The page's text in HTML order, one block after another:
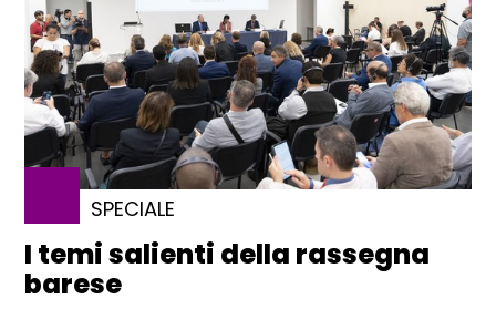
SPECIALE
I temi salienti della rassegna
barese